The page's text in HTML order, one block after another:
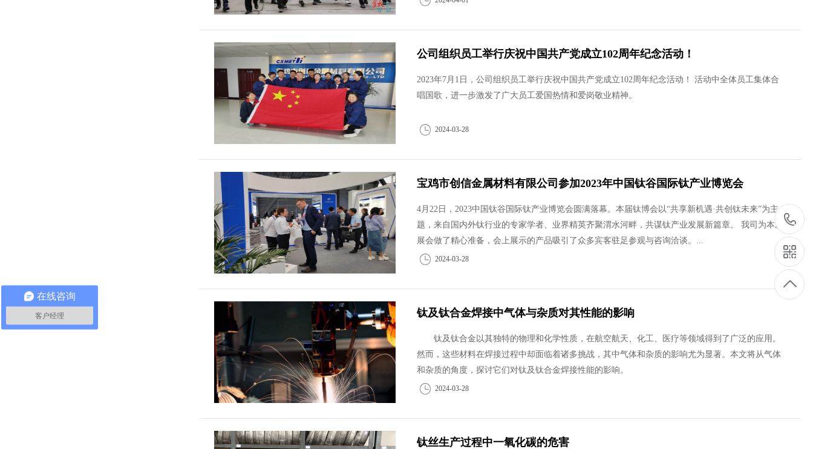
公司组织员工举行庆祝中国共产党成立102周年纪念活动！
2023年7月1日，公司组织员工举行庆祝中国共产党成立102周年纪念活动！ 活动中全体员工集体合
唱国歌，进一步激发了广大员工爱国热情和爱岗敬业精神。
2024-03-28
宝鸡市创信金属材料有限公司参加2023年中国钛谷国际钛产业博览会
4月22日，2023中国钛谷国际钛产业博览会圆满落幕。本届钛博会以“共享新机遇·共创钛未来”为主
题，来自国内外钛行业的专家学者、业界精英齐聚渭水河畔，共谋钛产业发展新篇章。 我司为本次
展会做了精心准备，会上展示的产品吸引了众多宾客驻足参观与咨询洽谈。...
2024-03-28
钛及钛合金焊接中气体与杂质对其性能的影响
钛及钛合金以其独特的物理和化学性质，在航空航天、化工、医疗等领域得到了广泛的应用。
然而，这些材料在焊接过程中却面临着诸多挑战，其中气体和杂质的影响尤为显著。本文将从气体
和杂质的角度，探讨它们对钛及钛合金焊接性能的影响。
2024-03-28
钛丝生产过程中一氧化碳的危害
在线咨询
客户经理